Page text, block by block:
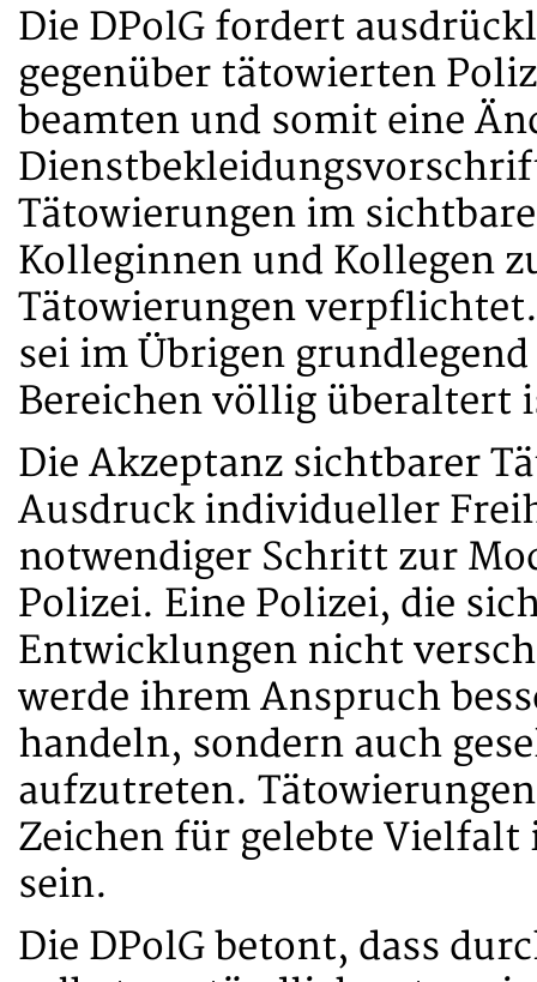
Die DPolG fordert
gegenüber tätowierten
beamten und somit eine
Tätowierungen im
Kolleginnen und Kollegen
Tätowierungen
sei im Übrigen
Bereichen völlig überaltert
Die Akzeptanz sichtbarer
Ausdruck individueller
notwendiger Schritt zur
Polizei. Eine Polizei, die
Entwicklungen nicht
werde ihrem Anspruch
handeln, sondern auch
aufzutreten.
Zeichen für gelebte Vielfalt
sein.
Die DPolG betont, dass